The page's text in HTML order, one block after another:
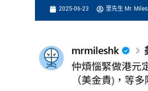
2025-06-23 里先生 Mr. Miles